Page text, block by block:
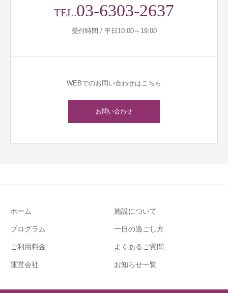
TEL.03-6303-2637
受付時間 / 平日10:00～19:00
WEBでのお問い合わせはこちら
お問い合わせ
ホーム 施設について
プログラム 一日の過ごし方
ご利用料金 よくあるご質問
運営会社 お知らせ一覧